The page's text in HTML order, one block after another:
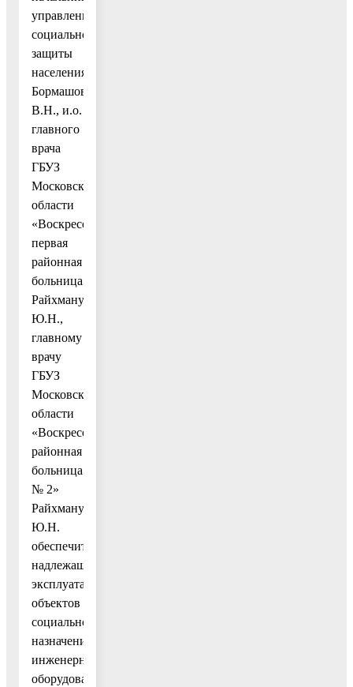
управления
социальной
защиты
населения
Бормашову
В.Н., и.о.
главного
врача
ГБУЗ
Московской
области
«Воскресенская
первая
районная
больница»
Райхману
Ю.Н.,
главному
врачу
ГБУЗ
Московской
области
«Воскресенская
районная
больница
№ 2»
Райхману
Ю.Н.
обеспечить
надлежащую
эксплуатацию
объектов
социального
назначения,
инженерного
оборудования